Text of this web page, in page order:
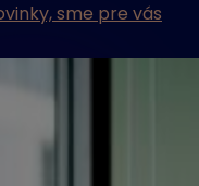
sme pre vás